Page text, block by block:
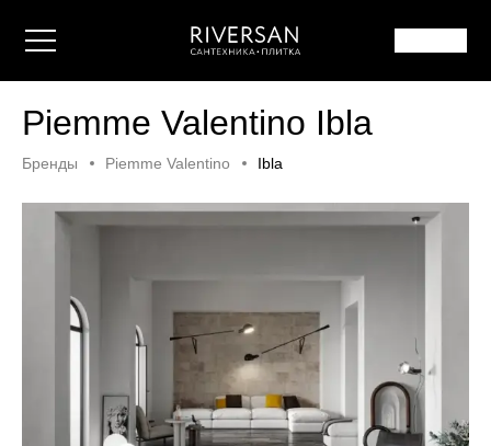
Piemme Valentino Ibla
Бренды Piemme Valentino Ibla